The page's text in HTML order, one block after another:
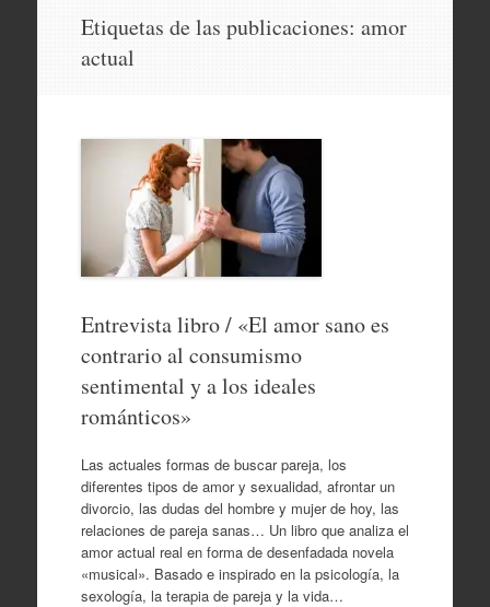
contenido
Etiquetas de las publicaciones: amor
actual
Entrevista libro / «El amor sano es
contrario al consumismo
sentimental y a los ideales
románticos»
Las actuales formas de buscar pareja, los
diferentes tipos de amor y sexualidad, afrontar un
divorcio, las dudas del hombre y mujer de hoy, las
relaciones de pareja sanas… Un libro que analiza el
amor actual real en forma de desenfadada novela
«musical». Basado e inspirado en la psicología, la
sexología, la terapia de pareja y la vida…